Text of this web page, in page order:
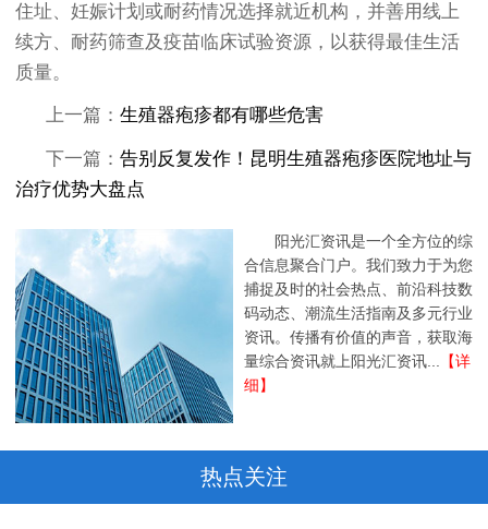
住址、妊娠计划或耐药情况选择就近机构，并善用线上
续方、耐药筛查及疫苗临床试验资源，以获得最佳生活
质量。
上一篇： 生殖器疱疹都有哪些危害
下一篇： 告别反复发作！昆明生殖器疱疹医院地址与
治疗优势大盘点
阳光汇资讯是一个全方位的综
合信息聚合门户。我们致力于为您
捕捉及时的社会热点、前沿科技数
码动态、潮流生活指南及多元行业
资讯。传播有价值的声音，获取海
量综合资讯就上阳光汇资讯...
【详
细】
热点关注